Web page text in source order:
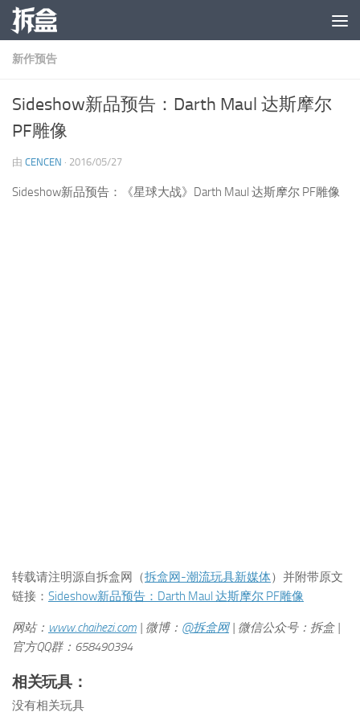
跳至内容
新作预告
Sideshow新品预告：Darth Maul 达斯摩尔
PF雕像
由 CENCEN · 2016/05/27
Sideshow新品预告：《星球大战》Darth Maul 达斯摩尔 PF雕像
转载请注明源自拆盒网（拆盒网-潮流玩具新媒体）并附带原文
链接： Sideshow新品预告：Darth Maul 达斯摩尔 PF雕像
网站： www.chaihezi.com | 微博： @拆盒网| 微信公众号：拆盒 |
官方QQ群：658490394
相关玩具：
没有相关玩具